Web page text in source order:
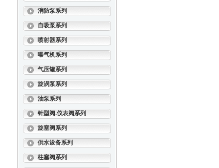
消防泵系列
自吸泵系列
喷射器系列
曝气机系列
气压罐系列
旋涡泵系列
油泵系列
针型阀.仪表阀系列
旋塞阀系列
供水设备系列
柱塞阀系列